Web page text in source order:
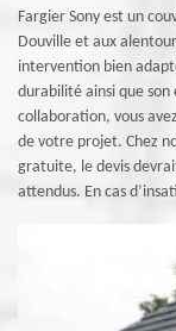
Fargier Sony est un
Douville et aux
intervention bien
durabilité ainsi que
collaboration, vous
de votre projet. Chez
gratuite, le devis
attendus. En cas